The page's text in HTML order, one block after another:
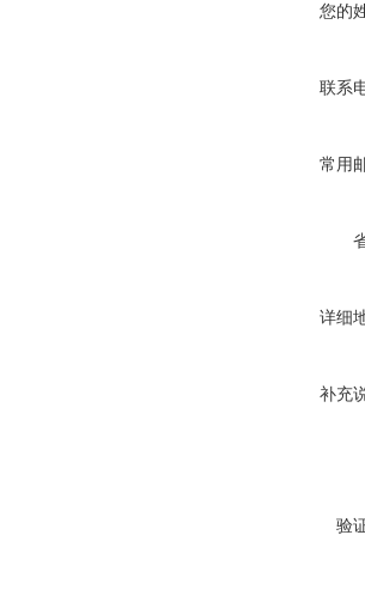
您的
联系
常用
详细
补充
验